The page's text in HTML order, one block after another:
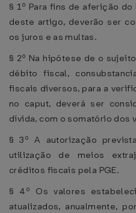
§ 1º Para fins de aferição
deste artigo, deverão ser
os juros e as multas.
§ 2º Na hipótese de o
débito fiscal,
fiscais diversos, para a
no caput, deverá ser
dívida, com o somatório dos
§ 3º A autorização
utilização de meios
créditos fiscais pela PGE.
§ 4º Os valores
atualizados, anualmente,